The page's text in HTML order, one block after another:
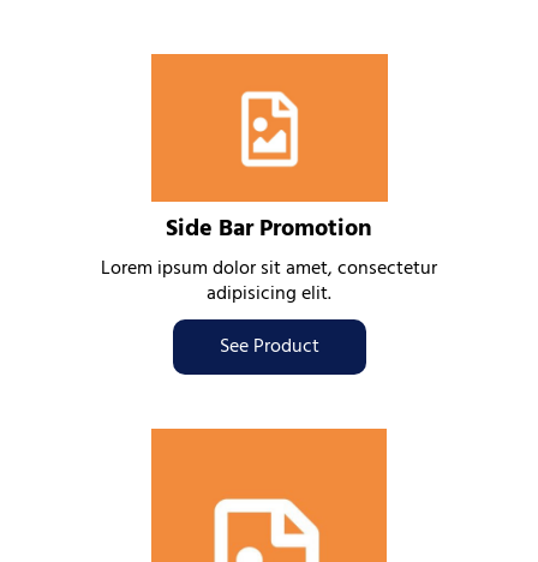
Side Bar Promotion
Lorem ipsum dolor sit amet, consectetur
adipisicing elit.
See Product